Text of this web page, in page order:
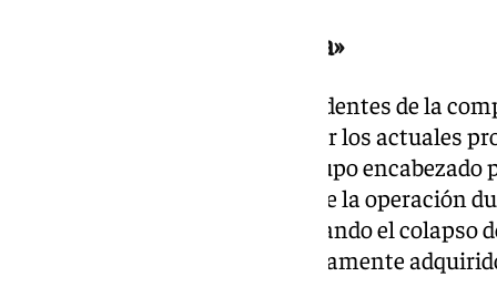
«No hemos incumplido nada»
Otro de los puntos más contundentes de la
con las acusaciones vertidas por los actuales
accionistas sostienen que el grupo
unilateralmente los términos de la operación
periodo de exclusividad, provocando el colapso
vulnerando compromisos previamente